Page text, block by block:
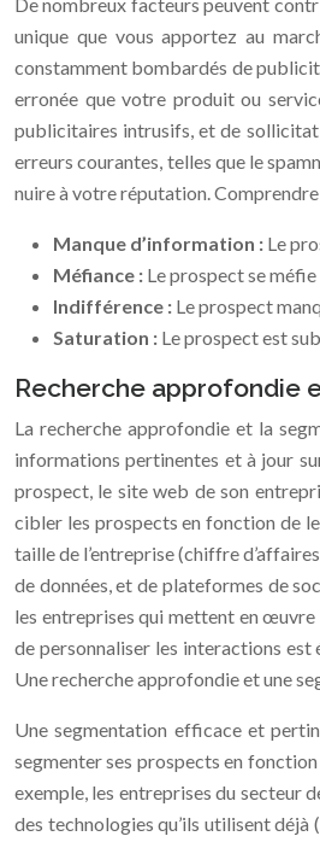
unique que vous apportez au
constamment bombardés de
erronée que votre produit ou
publicitaires intrusifs, et de
erreurs courantes, telles que le
nuire à votre réputation.
Manque d’information : Le
Méfiance : Le prospect se
Indifférence : Le prospect
Saturation : Le prospect est
Recherche approfondie
La recherche approfondie et la
informations pertinentes et à jour
prospect, le site web de son
cibler les prospects en fonction de
taille de l’entreprise (chiffre
de données, et de plateformes de
les entreprises qui mettent en œuvre
de personnaliser les interactions est
Une recherche approfondie et une
Une segmentation efficace et
segmenter ses prospects en
exemple, les entreprises du secteur
des technologies qu’ils utilisent